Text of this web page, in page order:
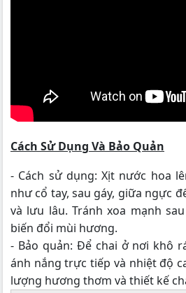
Cách Sử Dụng Và Bảo Quản
- Cách sử dụng: Xịt nước hoa
như cổ tay, sau gáy, giữa ngực
và lưu lâu. Tránh xoa mạnh
biến đổi mùi hương.
- Bảo quản: Để chai ở nơi khô
ánh nắng trực tiếp và nhiệt độ
lượng hương thơm và thiết kế